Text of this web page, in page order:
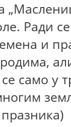
Ради
и
само у